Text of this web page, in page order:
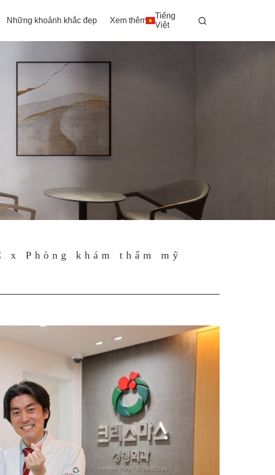
Những khoảnh khắc đẹp Xem thêm
Tiếng
Việt
x Phòng khám thẩm mỹ